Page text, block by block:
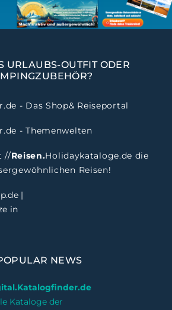
URLAUBS-OUTFIT ODER
- Das Shop& Reiseportal
- Themenwelten
//Reisen.Holidaykataloge.de die
Reisen!
|
in
NEWS
Kataloge der